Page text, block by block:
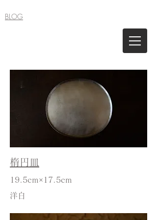
BLOG
楕円皿
19.5cm×17.5cm
​洋白